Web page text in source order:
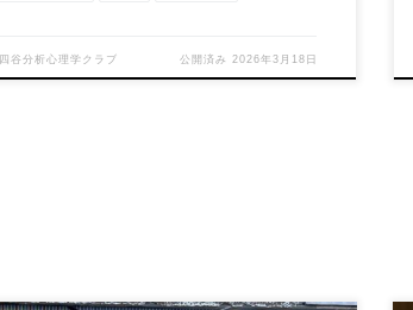
四谷分析心理学クラブ 公開済み 2026年3月18日